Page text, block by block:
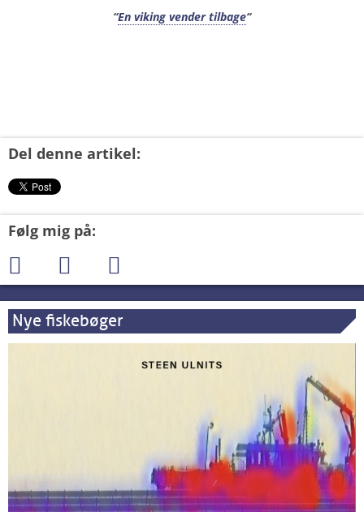
“En viking vender tilbage“
Del denne artikel:
Følg mig på:
Nye fiskebøger